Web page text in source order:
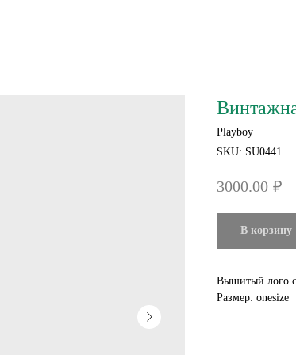
Playboy
SKU: SU0441
3000.00 ₽
В корзину
Вышитый лого
Размер: onesize